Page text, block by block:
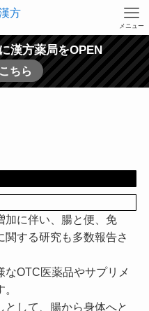
メニュー
漢方薬局をOPEN
ちら
加に伴い、腸と便、免
する研究も多数報告さ
OTC医薬品やサプリメ
として、腸から身体へと